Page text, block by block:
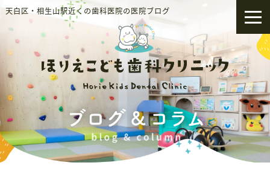
天白区・相生山駅近くの歯科医院の医院ブログ